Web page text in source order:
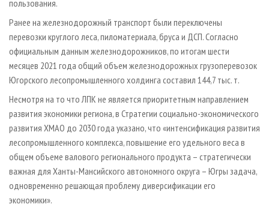
пользования.
Ранее на железнодорожный транспорт были переключены
перевозки круглого леса, пиломатериала, бруса и ДСП. Согласно
официальным данным железнодорожников, по итогам шести
месяцев 2021 года общий объем железнодорожных грузоперевозок
Югорского лесопромышленного холдинга составил 144,7 тыс. т.
Несмотря на то что ЛПК не является приоритетным направлением
развития экономики региона, в Стратегии социально-экономического
развития ХМАО до 2030 года указано, что «интенсификация развития
лесопромышленного комплекса, повышение его удельного веса в
общем объеме валового регионального продукта – стратегически
важная для Ханты-Мансийского автономного округа – Югры задача,
одновременно решающая проблему диверсификации его
экономики».